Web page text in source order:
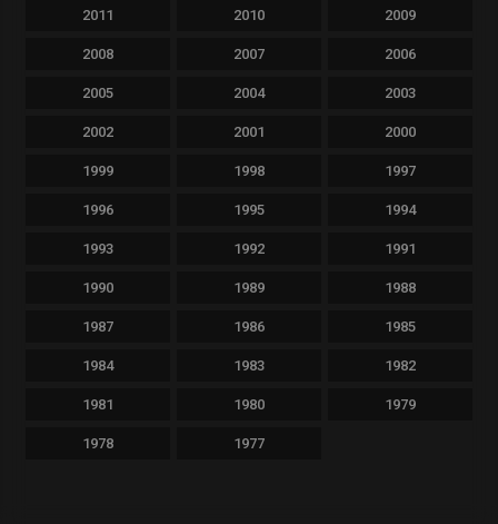
2011 2010 2009
2008 2007 2006
2005 2004 2003
2002 2001 2000
1999 1998 1997
1996 1995 1994
1993 1992 1991
1990 1989 1988
1987 1986 1985
1984 1983 1982
1981 1980 1979
1978 1977